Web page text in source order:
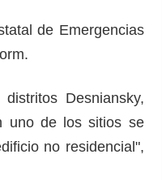
de Emergencias
Desniansky,
uno de los sitios se
no residencial",